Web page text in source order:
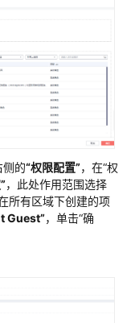
侧的“权限配置”，在“权
，此处作用范围选择
所有区域下创建的项
Guest”，单击“确